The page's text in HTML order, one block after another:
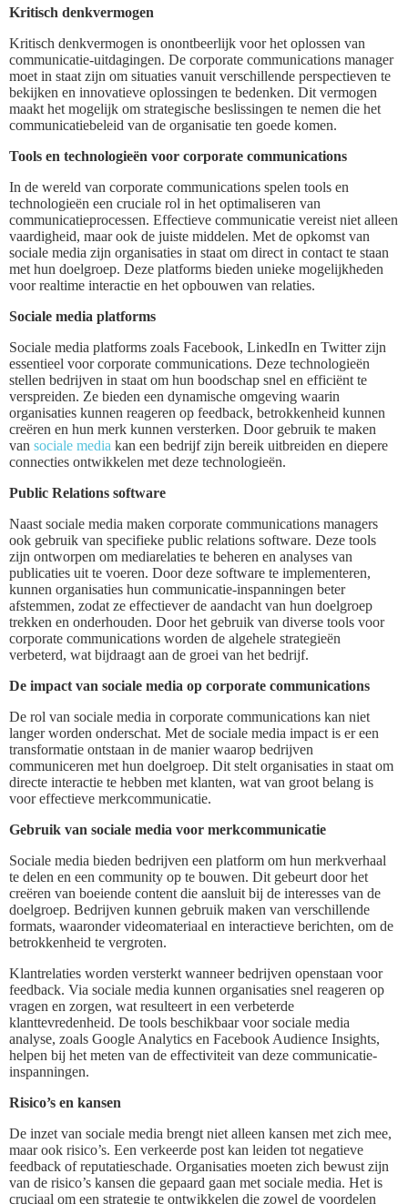
Kritisch denkvermogen
Kritisch denkvermogen is onontbeerlijk voor het oplossen van
communicatie-uitdagingen. De corporate communications manager
moet in staat zijn om situaties vanuit verschillende perspectieven te
bekijken en innovatieve oplossingen te bedenken. Dit vermogen
maakt het mogelijk om strategische beslissingen te nemen die het
communicatiebeleid van de organisatie ten goede komen.
Tools en technologieën voor corporate communications
In de wereld van corporate communications spelen tools en
technologieën een cruciale rol in het optimaliseren van
communicatieprocessen. Effectieve communicatie vereist niet alleen
vaardigheid, maar ook de juiste middelen. Met de opkomst van
sociale media zijn organisaties in staat om direct in contact te staan
met hun doelgroep. Deze platforms bieden unieke mogelijkheden
voor realtime interactie en het opbouwen van relaties.
Sociale media platforms
Sociale media platforms zoals Facebook, LinkedIn en Twitter zijn
essentieel voor corporate communications. Deze technologieën
stellen bedrijven in staat om hun boodschap snel en efficiënt te
verspreiden. Ze bieden een dynamische omgeving waarin
organisaties kunnen reageren op feedback, betrokkenheid kunnen
creëren en hun merk kunnen versterken. Door gebruik te maken
van sociale media kan een bedrijf zijn bereik uitbreiden en diepere
connecties ontwikkelen met deze technologieën.
Public Relations software
Naast sociale media maken corporate communications managers
ook gebruik van specifieke public relations software. Deze tools
zijn ontworpen om mediarelaties te beheren en analyses van
publicaties uit te voeren. Door deze software te implementeren,
kunnen organisaties hun communicatie-inspanningen beter
afstemmen, zodat ze effectiever de aandacht van hun doelgroep
trekken en onderhouden. Door het gebruik van diverse tools voor
corporate communications worden de algehele strategieën
verbeterd, wat bijdraagt aan de groei van het bedrijf.
De impact van sociale media op corporate communications
De rol van sociale media in corporate communications kan niet
langer worden onderschat. Met de sociale media impact is er een
transformatie ontstaan in de manier waarop bedrijven
communiceren met hun doelgroep. Dit stelt organisaties in staat om
directe interactie te hebben met klanten, wat van groot belang is
voor effectieve merkcommunicatie.
Gebruik van sociale media voor merkcommunicatie
Sociale media bieden bedrijven een platform om hun merkverhaal
te delen en een community op te bouwen. Dit gebeurt door het
creëren van boeiende content die aansluit bij de interesses van de
doelgroep. Bedrijven kunnen gebruik maken van verschillende
formats, waaronder videomateriaal en interactieve berichten, om de
betrokkenheid te vergroten.
Klantrelaties worden versterkt wanneer bedrijven openstaan voor
feedback. Via sociale media kunnen organisaties snel reageren op
vragen en zorgen, wat resulteert in een verbeterde
klanttevredenheid. De tools beschikbaar voor sociale media
analyse, zoals Google Analytics en Facebook Audience Insights,
helpen bij het meten van de effectiviteit van deze communicatie-
inspanningen.
Risico’s en kansen
De inzet van sociale media brengt niet alleen kansen met zich mee,
maar ook risico’s. Een verkeerde post kan leiden tot negatieve
feedback of reputatieschade. Organisaties moeten zich bewust zijn
van de risico’s kansen die gepaard gaan met sociale media. Het is
cruciaal om een strategie te ontwikkelen die zowel de voordelen